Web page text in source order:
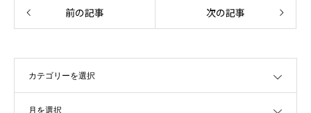
前の記事 次の記事